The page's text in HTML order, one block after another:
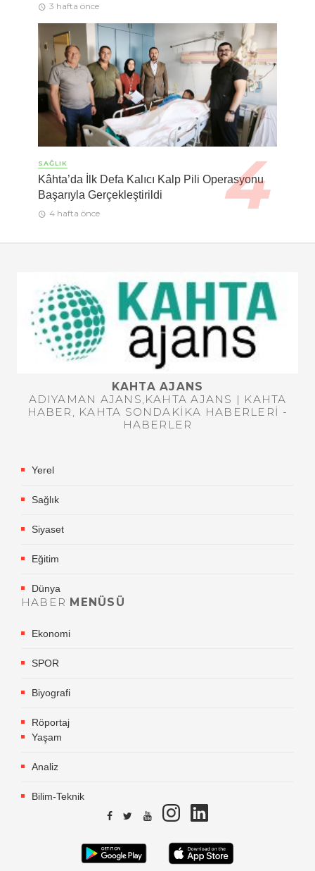
3 hafta önce
SAĞLIK
Kâhta’da İlk Defa Kalıcı Kalp Pili Operasyonu
Başarıyla Gerçekleştirildi
4 hafta önce
KAHTA AJANS
ADIYAMAN AJANS,KAHTA AJANS | KAHTA
HABER, KAHTA SONDAKIKA HABERLERI -
HABERLER
Yerel
Sağlık
Siyaset
Eğitim
Dünya
HABER MENÜSÜ
Ekonomi
SPOR
Biyografi
Röportaj
Yaşam
Analiz
Bilim-Teknik